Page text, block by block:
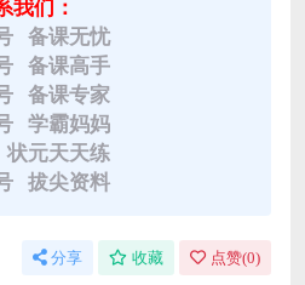
我们：
备课无忧
备课高手
备课专家
学霸妈妈
元天天练
拔尖资料
分享 收藏 点赞(0)